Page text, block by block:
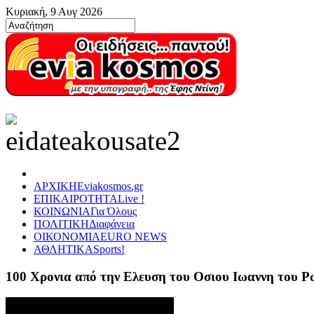
Κυριακή, 9 Αυγ 2026
ΑΡΧΙΚΗEviakosmos.gr
ΕΠΙΚΑΙΡΟΤΗΤΑLive !
ΚΟΙΝΩΝΙΑΓια Όλους
ΠΟΛΙΤΙΚΗΔιαφάνεια
ΟΙΚΟΝΟΜΙΑEURO NEWS
ΑΘΛΗΤΙΚΑSports!
100 Χρονια από την Ελευση του Οσιου Ιωαννη του